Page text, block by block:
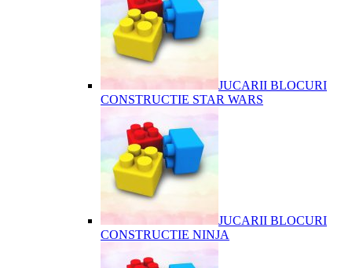
JUCARII BLOCURI
CONSTRUCTIE STAR WARS
JUCARII BLOCURI
CONSTRUCTIE NINJA